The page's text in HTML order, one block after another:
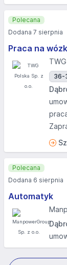
Praca na
36-
Polecana
Dodana 7 sierpnia
Automatyk
Polecana
Dodana 6 sierpnia